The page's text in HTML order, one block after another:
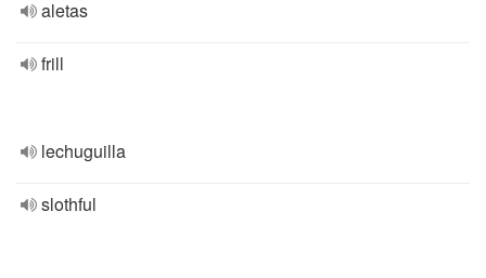
aletas
frill
lechuguilla
slothful